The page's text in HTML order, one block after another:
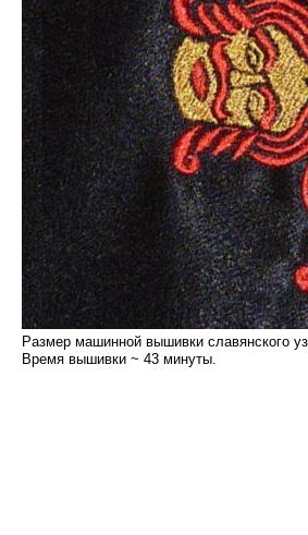
Размер машинной вышивки славянского
Время вышивки ~ 43 минуты.